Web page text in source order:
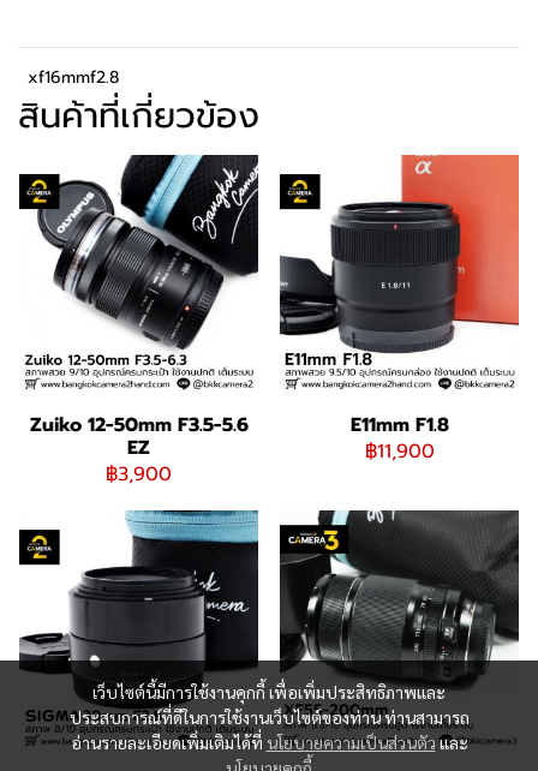
xf16mmf2.8
สินค้าที่เกี่ยวข้อง
Zuiko 12-50mm F3.5-5.6
EZ
฿3,900
E11mm F1.8
฿11,900
เว็บไซต์นี้มีการใช้งานคุกกี้ เพื่อเพิ่มประสิทธิภาพและ
ประสบการณ์ที่ดีในการใช้งานเว็บไซต์ของท่าน ท่านสามารถ
อ่านรายละเอียดเพิ่มเติมได้ที่ นโยบายความเป็นส่วนตัว และ